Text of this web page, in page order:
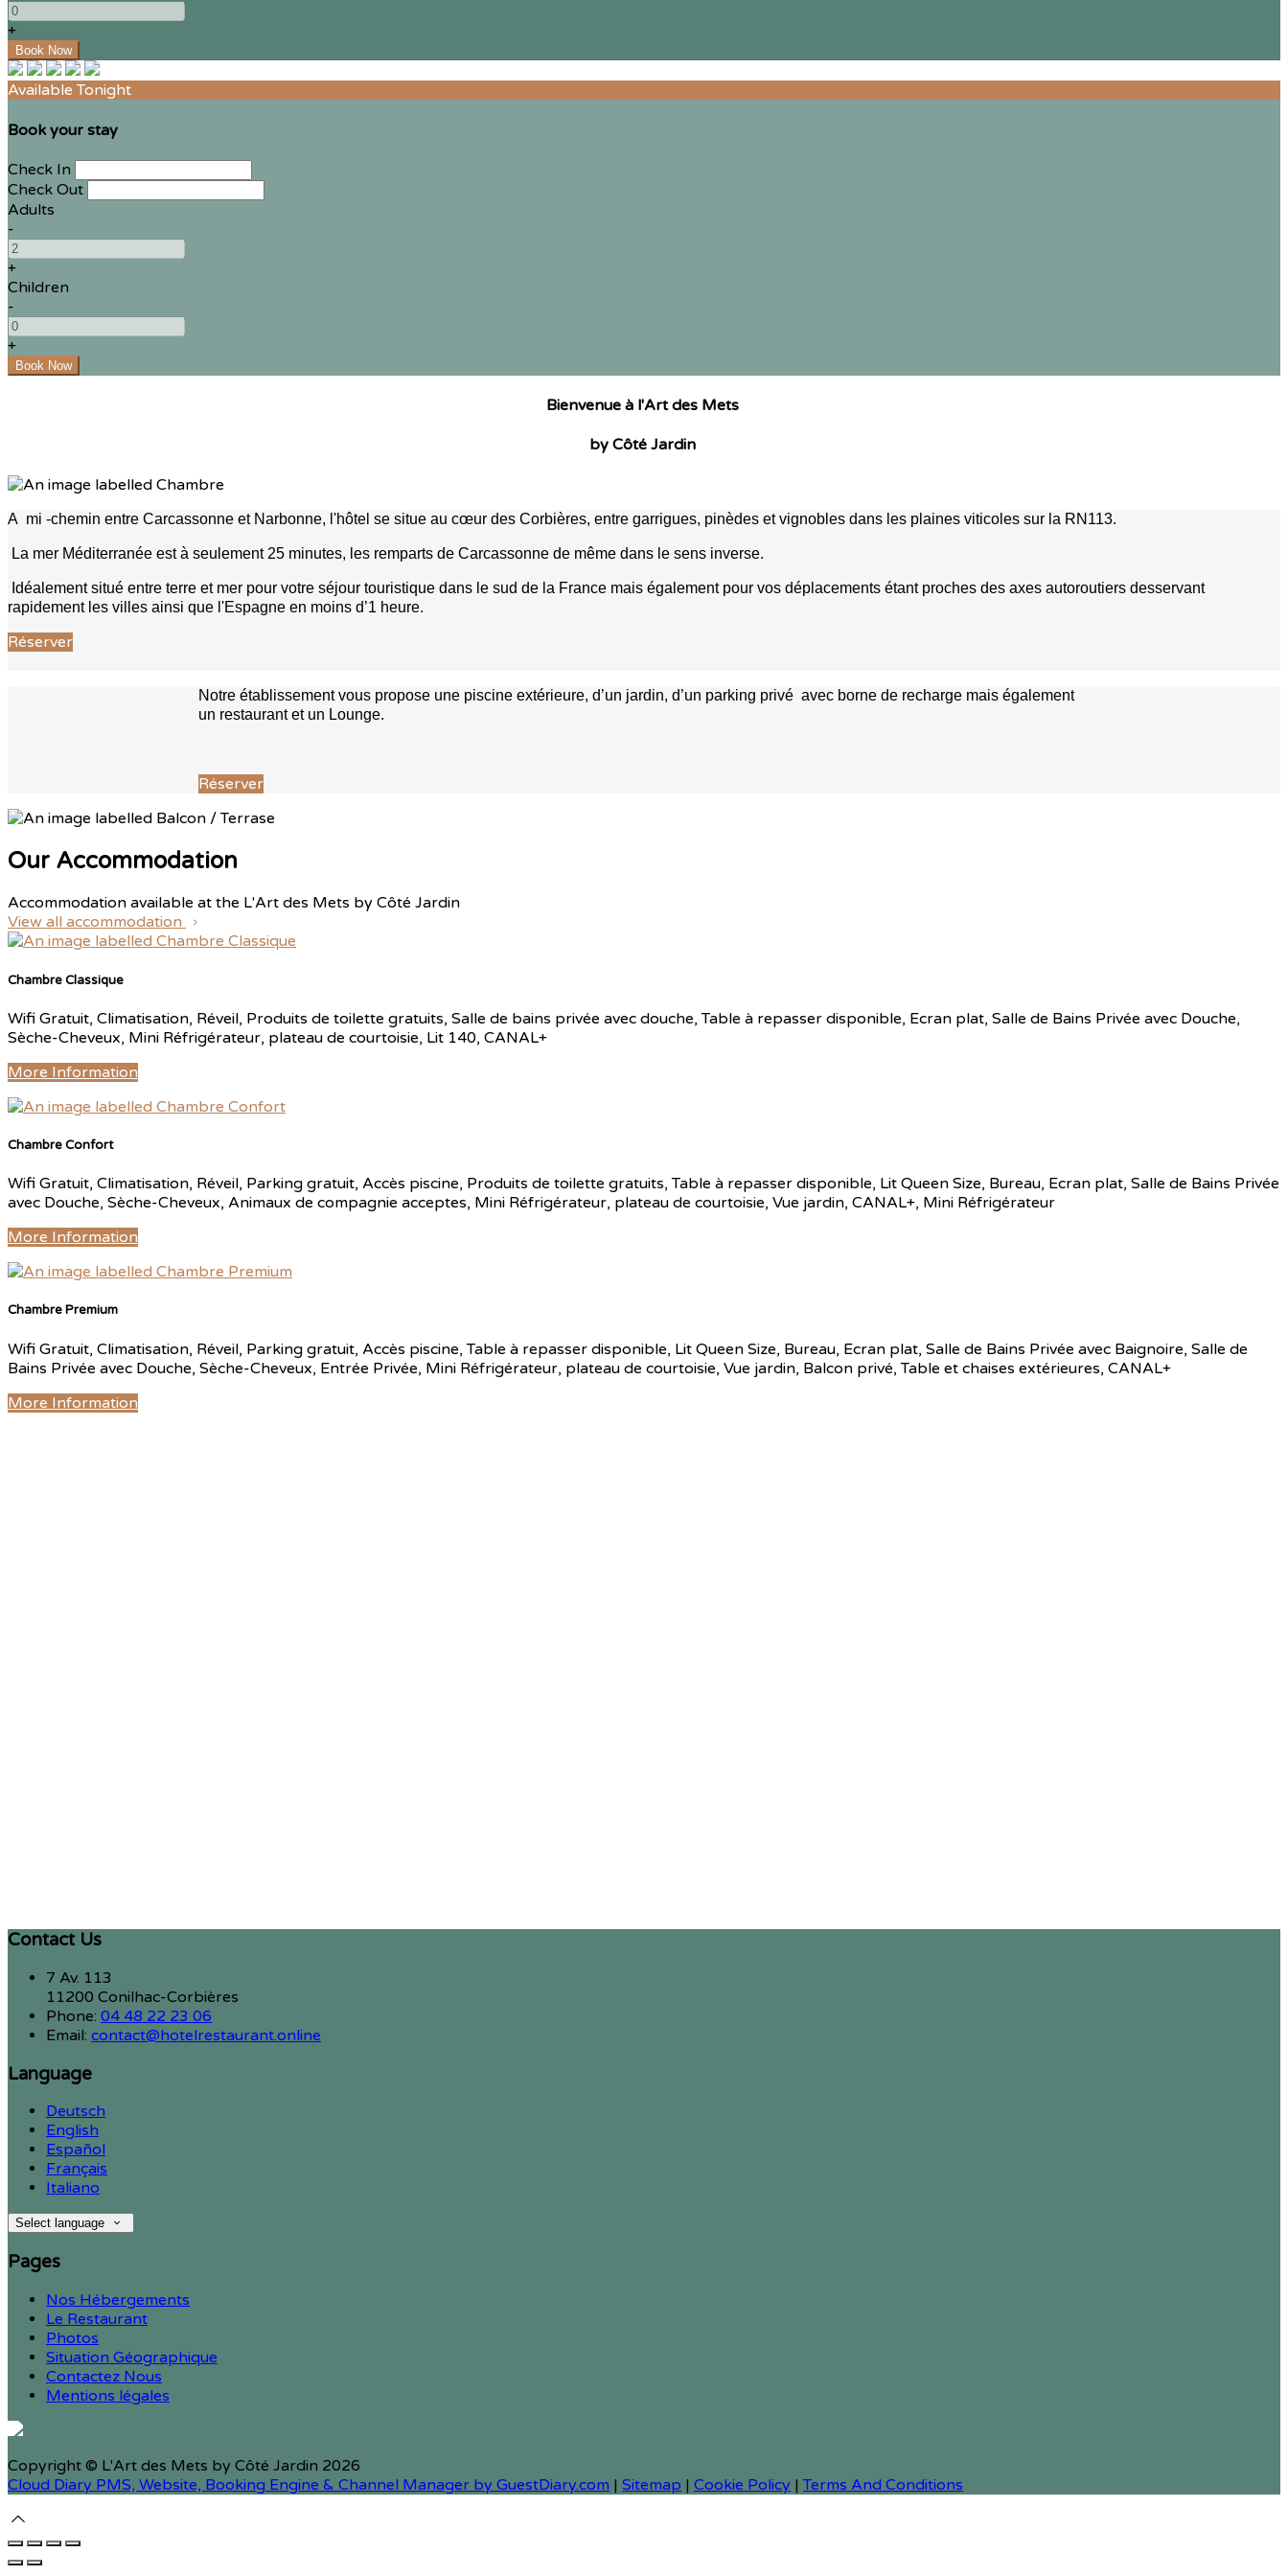
+
Available Tonight
Book your stay
Check In
Check Out
Adults
-
+
Children
-
+
Bienvenue à l'Art des Mets
by Côté Jardin
A mi -chemin entre Carcassonne et Narbonne, l'hôtel se situe au cœur des Corbières, entre garrigues, pinèdes et vignobles dans les plaines viticoles sur la RN113.
La mer Méditerranée est à seulement 25 minutes, les remparts de Carcassonne de même dans le sens inverse.
Idéalement situé entre terre et mer pour votre séjour touristique dans le sud de la France mais également pour vos déplacements étant proches des axes autoroutiers desservant
rapidement les villes ainsi que l'Espagne en moins d’1 heure.
Réserver
Notre établissement vous propose une piscine extérieure, d’un jardin, d’un parking privé avec borne de recharge mais également
un restaurant et un Lounge.
Réserver
Our Accommodation
Accommodation available at the L'Art des Mets by Côté Jardin
View all accommodation
Chambre Classique
Wifi Gratuit, Climatisation, Réveil, Produits de toilette gratuits, Salle de bains privée avec douche, Table à repasser disponible, Ecran plat, Salle de Bains Privée avec Douche,
Sèche-Cheveux, Mini Réfrigérateur, plateau de courtoisie, Lit 140, CANAL+
More Information
Chambre Confort
Wifi Gratuit, Climatisation, Réveil, Parking gratuit, Accès piscine, Produits de toilette gratuits, Table à repasser disponible, Lit Queen Size, Bureau, Ecran plat, Salle de Bains Privée
avec Douche, Sèche-Cheveux, Animaux de compagnie acceptes, Mini Réfrigérateur, plateau de courtoisie, Vue jardin, CANAL+, Mini Réfrigérateur
More Information
Chambre Premium
Wifi Gratuit, Climatisation, Réveil, Parking gratuit, Accès piscine, Table à repasser disponible, Lit Queen Size, Bureau, Ecran plat, Salle de Bains Privée avec Baignoire, Salle de
Bains Privée avec Douche, Sèche-Cheveux, Entrée Privée, Mini Réfrigérateur, plateau de courtoisie, Vue jardin, Balcon privé, Table et chaises extérieures, CANAL+
More Information
Contact Us
7 Av. 113
11200 Conilhac-Corbières
Phone: 04 48 22 23 06
Email: contact@hotelrestaurant.online
Language
Deutsch
English
Español
Français
Italiano
Select language
Pages
Nos Hébergements
Le Restaurant
Photos
Situation Géographique
Contactez Nous
Mentions légales
Copyright © L'Art des Mets by Côté Jardin 2026
Cloud Diary PMS, Website, Booking Engine & Channel Manager by GuestDiary.com | Sitemap | Cookie Policy | Terms And Conditions